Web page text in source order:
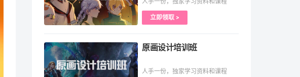
人手一份，独家学习资料和课程
立即领取 >
原画设计培训班
人手一份，独家学习资料和课程